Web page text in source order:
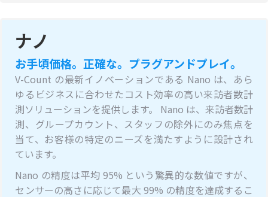
ナノ
お手頃価格。正確な。プラグアンドプレイ。
V-Count の最新イノベーションである Nano は、あら
ゆるビジネスに合わせたコスト効率の高い来訪者数計
測ソリューションを提供します。 Nano は、来訪者数計
測、グループカウント、スタッフの除外にのみ焦点を
当て、お客様の特定のニーズを満たすように設計され
ています。
Nano の精度は平均 95% という驚異的な数値ですが、
センサーの高さに応じて最大 99% の精度を達成するこ